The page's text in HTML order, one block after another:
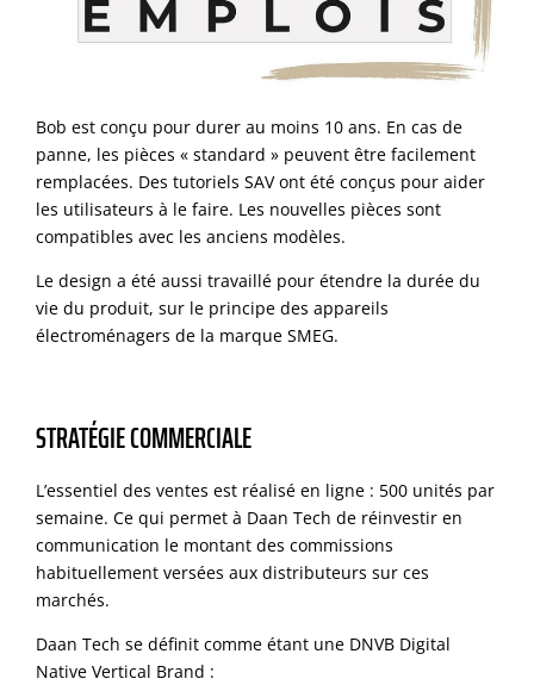
Bob est conçu pour durer au moins 10 ans. En cas de
panne, les pièces « standard » peuvent être facilement
remplacées. Des tutoriels SAV ont été conçus pour aider
les utilisateurs à le faire. Les nouvelles pièces sont
compatibles avec les anciens modèles.
Le design a été aussi travaillé pour étendre la durée du
vie du produit, sur le principe des appareils
électroménagers de la marque SMEG.
STRATÉGIE COMMERCIALE
L’essentiel des ventes est réalisé en ligne : 500 unités par
semaine. Ce qui permet à Daan Tech de réinvestir en
communication le montant des commissions
habituellement versées aux distributeurs sur ces
marchés.
Daan Tech se définit comme étant une DNVB Digital
Native Vertical Brand :